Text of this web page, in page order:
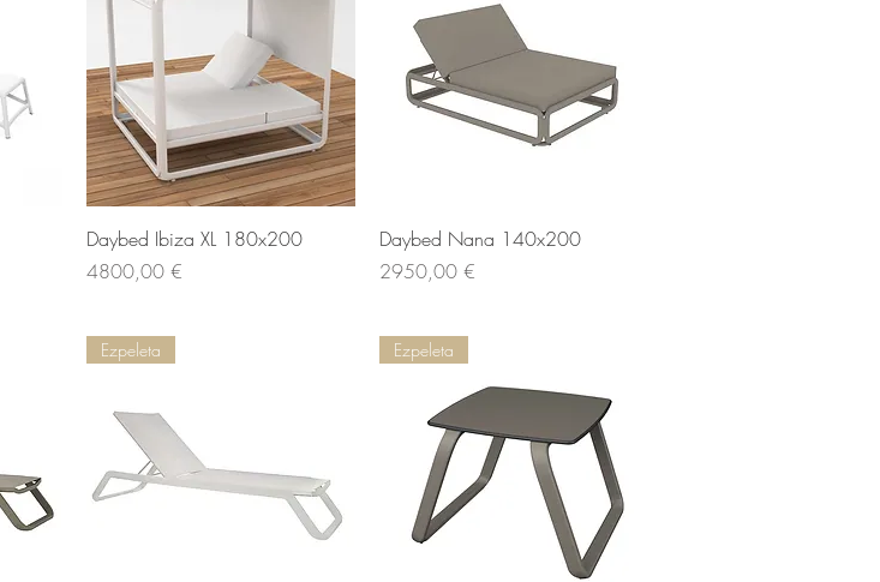
Vista rapida
Daybed Ibiza XL 180x200
Prezzo
4800,00 €
Vista rapida
Daybed Nana 140x200
Prezzo
2950,00 €
Ezpeleta Ezpeleta